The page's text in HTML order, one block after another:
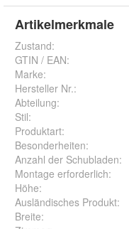
Artikelmerkmale
Zustand:
GTIN / EAN:
Marke:
Hersteller Nr.:
Abteilung:
Stil:
Produktart:
Besonderheiten:
Anzahl der Schubladen:
Montage erforderlich:
Höhe:
Ausländisches Produkt:
Breite: